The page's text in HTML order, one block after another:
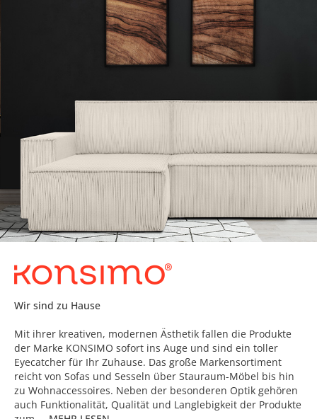
Wir sind zu Hause
Mit ihrer kreativen, modernen Ästhetik fallen die Produkte
der Marke KONSIMO sofort ins Auge und sind ein toller
Eyecatcher für Ihr Zuhause. Das große Markensortiment
reicht von Sofas und Sesseln über Stauraum-Möbel bis hin
zu Wohnaccessoires. Neben der besonderen Optik gehören
auch Funktionalität, Qualität und Langlebigkeit der Produkte